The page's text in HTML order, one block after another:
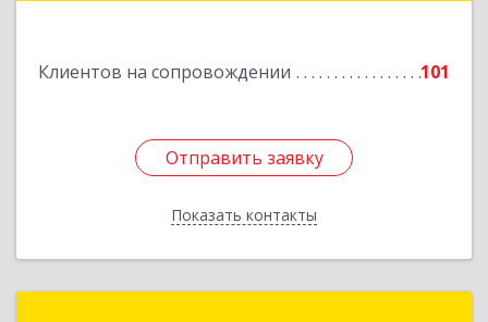
Клиентов на сопровождении 101
Отправить заявку
Показать контакты
Отправить заявку
Назад